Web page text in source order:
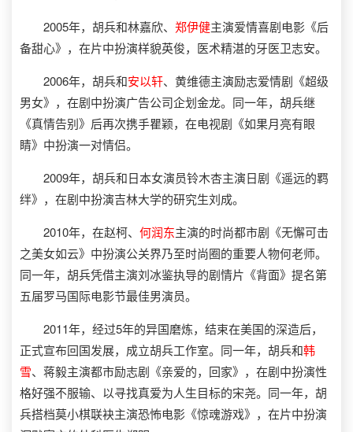
2005年，胡兵和林嘉欣、 郑伊健主演爱情喜剧电影《后
备甜心》，在片中扮演样貌英俊，医术精湛的牙医卫志安。
2006年，胡兵和安以轩、黄维德主演励志爱情剧《超级
男女》，在剧中扮演广告公司企划金龙。同一年，胡兵继
《真情告别》后再次携手瞿颖，在电视剧《如果月亮有眼
睛》中扮演一对情侣。
2009年，胡兵和日本女演员铃木杏主演日剧《遥远的羁
绊》，在剧中扮演吉林大学的研究生刘成。
2010年，在赵柯、 何润东主演的时尚都市剧《无懈可击
之美女如云》中扮演公关界乃至时尚圈的重要人物何老师。
同一年，胡兵凭借主演刘冰鉴执导的剧情片《背面》提名第
五届罗马国际电影节最佳男演员。
2011年，经过5年的异国磨炼，结束在美国的深造后，
正式宣布回国发展，成立胡兵工作室。同一年，胡兵和韩
雪、蒋毅主演都市励志剧《亲爱的，回家》，在剧中扮演性
格好强不服输、以寻找真爱为人生目标的宋尧。同一年，胡
兵搭档莫小棋联袂主演恐怖电影《惊魂游戏》，在片中扮演